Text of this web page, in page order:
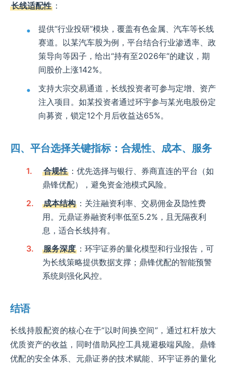
长线适配性 ：
提供“行业投研”模块，覆盖有色金属、汽车等长线
赛道。以某汽车股为例，平台结合行业渗透率、政
策导向等因子，给出“持有至2026年”的建议，期
间股价上涨142%。
支持大宗交易通道，长线投资者可参与定增、资产
注入项目。如某投资者通过环宇参与某光电股份定
向募资，锁定12个月后收益达65%。
四、平台选择关键指标：合规性、成本、服务
合规性 ：优先选择与银行、券商直连的平台（如
鼎锋优配），避免资金池模式风险。
成本结构 ：关注融资利率、交易佣金及隐性费
用。元鼎证券融资利率低至5.2%，且无隔夜利
息，适合长线持有。
服务深度 ：环宇证券的量化模型和行业报告，可
为长线策略提供数据支撑；鼎锋优配的智能预警
系统则强化风控。
结语
长线持股配资的核心在于“以时间换空间”，通过杠杆放大
优质资产的收益，同时借助风控工具规避极端风险。鼎锋
优配的安全体系、元鼎证券的技术赋能、环宇证券的量化